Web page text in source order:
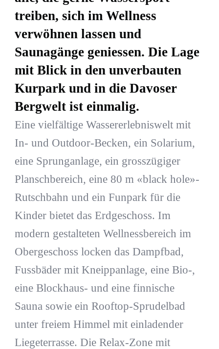
treiben, sich im Wellness
verwöhnen lassen und
Saunagänge geniessen. Die Lage
mit Blick in den unverbauten
Kurpark und in die Davoser
Bergwelt ist einmalig.
Eine vielfältige Wassererlebniswelt mit
In- und Outdoor-Becken, ein Solarium,
eine Sprunganlage, ein grosszügiger
Planschbereich, eine 80 m «black hole»-
Rutschbahn und ein Funpark für die
Kinder bietet das Erdgeschoss. Im
modern gestalteten Wellnessbereich im
Obergeschoss locken das Dampfbad,
Fussbäder mit Kneippanlage, eine Bio-,
eine Blockhaus- und eine finnische
Sauna sowie ein Rooftop-Sprudelbad
unter freiem Himmel mit einladender
Liegeterrasse. Die Relax-Zone mit